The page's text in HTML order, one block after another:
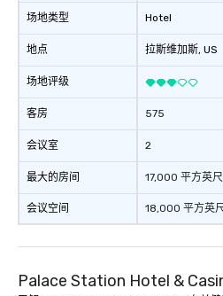
场地类型
地点
场地评级
客房
会议室
最大的房间
会议空间
Hotel
拉斯维加斯, US
575
2
17,000 平方英尺
18,000 平方英
Palace Station Hotel &